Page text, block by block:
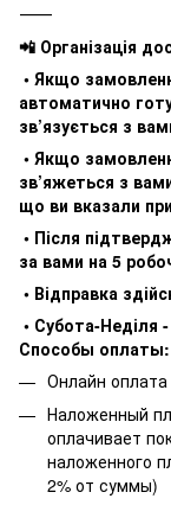
⸻
📲 Організація
• Якщо
автоматично
зв’язується з
• Якщо
зв’яжеться з
що ви вказали
• Після
за вами на 5
• Відправка
• Субота-Неділя -
Способы оплаты:
Онлайн
Наложенный
оплачивает
наложенного
2% от суммы)